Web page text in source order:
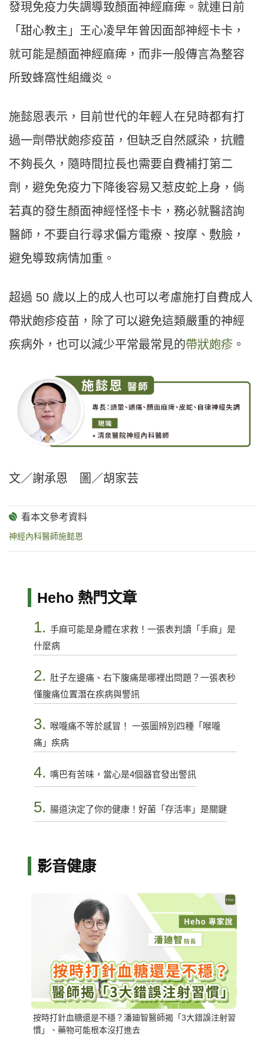
發現免疫力失調導致顏面神經麻痺。就連日前
「甜心教主」王心凌早年曾因面部神經卡卡，
就可能是顏面神經麻痺，而非一般傳言為整容
所致蜂窩性組織炎。
施懿恩表示，目前世代的年輕人在兒時都有打
過一劑帶狀皰疹疫苗，但缺乏自然感染，抗體
不夠長久，隨時間拉長也需要自費補打第二
劑，避免免疫力下降後容易又惹皮蛇上身，倘
若真的發生顏面神經怪怪卡卡，務必就醫諮詢
醫師，不要自行尋求偏方電療、按摩、敷臉，
避免導致病情加重。
超過 50 歲以上的成人也可以考慮施打自費成人
帶狀皰疹疫苗，除了可以避免這類嚴重的神經
疾病外，也可以減少平常最常見的帶狀皰疹 。
文／謝承恩 圖／胡家芸
神經內科醫師施懿恩
Heho 熱門文章
1. 手麻可能是身體在求救！一張表判讀「手麻」是
什麼病
2. 肚子左邊痛、右下腹痛是哪裡出問題？一張表秒
懂腹痛位置潛在疾病與警訊
3.
喉嚨痛不等於感冒！ 一張圖辨別四種「喉嚨
痛」疾病
4. 嘴巴有苦味，當心是4個器官發出警訊
5. 腸道決定了你的健康！好菌「存活率」是關鍵
影音健康
按時打針血糖還是不穩？潘廸智醫師揭「3大錯誤注射習
慣」、藥物可能根本沒打進去